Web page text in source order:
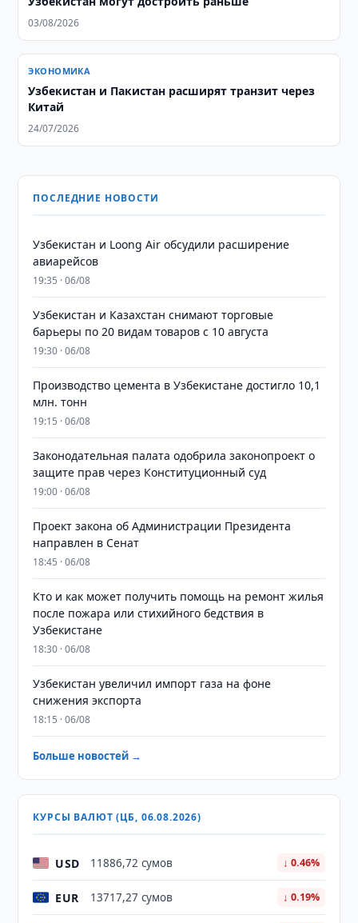
03/08/2026
ЭКОНОМИКА
Узбекистан и Пакистан расширят транзит через
Китай
24/07/2026
ПОСЛЕДНИЕ НОВОСТИ
Узбекистан и Loong Air обсудили расширение
авиарейсов
19:35 · 06/08
Узбекистан и Казахстан снимают торговые
барьеры по 20 видам товаров с 10 августа
19:30 · 06/08
Производство цемента в Узбекистане достигло 10,1
млн. тонн
19:15 · 06/08
Законодательная палата одобрила законопроект о
защите прав через Конституционный суд
19:00 · 06/08
Проект закона об Администрации Президента
направлен в Сенат
18:45 · 06/08
Кто и как может получить помощь на ремонт жилья
после пожара или стихийного бедствия в
Узбекистане
18:30 · 06/08
Узбекистан увеличил импорт газа на фоне
снижения экспорта
18:15 · 06/08
Больше новостей →
КУРСЫ ВАЛЮТ (ЦБ, 06.08.2026)
USD 11886,72 сумов ↓ 0.46%
EUR 13717,27 сумов ↓ 0.19%